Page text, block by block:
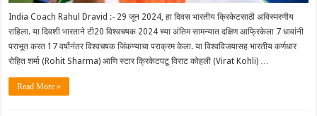
India Coach Rahul Dravid :- 29 जून 2024, हा दिवस भारतीय क्रिकेटसाठी अविस्मरणीय
राहिला. या दिवशी भारताने टी20 विश्वचषक 2024 च्या अंतिम सामन्यात दक्षिण आफ्रिकेला 7 धावांनी
पराभूत करत 17 वर्षांनंतर विश्वचषक जिंकण्याचा पराक्रम केला. या विश्वविजयासह भारतीय कर्णधार
रोहित शर्मा (Rohit Sharma) आणि स्टार क्रिकेटपटू विराट कोहली (Virat Kohli) …
Read More »